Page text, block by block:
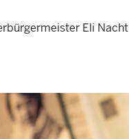
Eli Nacht